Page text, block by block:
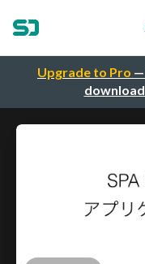
Upgrade to Pro —